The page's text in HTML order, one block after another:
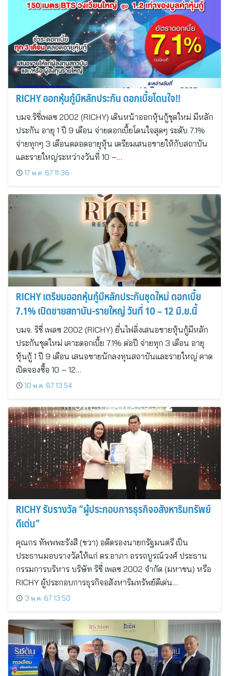
RICHY ออกหุ้นกู้มีหลักประกัน ดอกเบี้ยโดนใจ!!
บมจ.ริชี่เพลซ 2002 (RICHY) เดินหน้าออกหุ้นกู้ชุดใหม่ มีหลัก
ประกัน อายุ 1 ปี 9 เดือน จ่ายดอกเบี้ยโดนใจสุดๆ ระดับ 7.1%
จ่ายทุกๆ 3 เดือนตลอดอายุหุ้น เตรียมเสนอขายให้กับสถาบัน
และรายใหญ่ระหว่างวันที่ 10 –…
17 พ.ค. 67 11:36
RICHY เตรียมออกหุ้นกู้มีหลักประกันชุดใหม่ ดอกเบี้ย
7.1% เปิดขายสถาบัน-รายใหญ่ วันที่ 10 – 12 มิ.ย.นี้
บมจ. ริชี่ เพลซ 2002 (RICHY) ยื่นไฟลิ่งเสนอขายหุ้นกู้มีหลัก
ประกันชุดใหม่ เคาะดอกเบี้ย 7.1% ต่อปี จ่ายทุก 3 เดือน อายุ
หุ้นกู้ 1 ปี 9 เดือน เสนอขายนักลงทุนสถาบันและรายใหญ่ คาด
เปิดจองซื้อ 10 – 12…
10 พ.ค. 67 13:54
RICHY รับรางวัล “ผู้ประกอบการธุรกิจอสังหาริมทรัพย์
ดีเด่น”
คุณกร ทัพพพะรังสี (ขวา) อดีตรองนายกรัฐมนตรี เป็น
ประธานมอบรางวัลให้แก่ ดร.อาภา อรรถบูรณ์วงศ์ ประธาน
กรรมการบริหาร บริษัท ริชี่ เพลซ 2002 จำกัด (มหาชน) หรือ
RICHY ผู้ประกอบการธุรกิจอสังหาริมทรัพย์ดีเด่น…
3 พ.ค. 67 13:50